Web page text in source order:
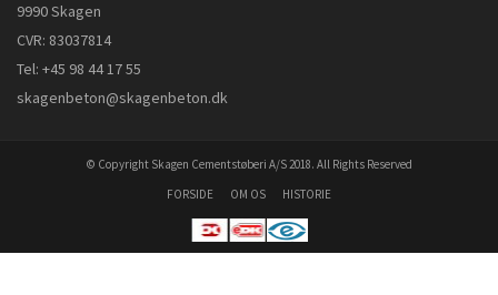
9990 Skagen
CVR: 83037814
Tel: +45 98 44 17 55
skagenbeton@skagenbeton.dk
© Copyright Skagen Cementstøberi A/S 2018. All Rights Reserved
FORSIDE
OM OS HISTORIE